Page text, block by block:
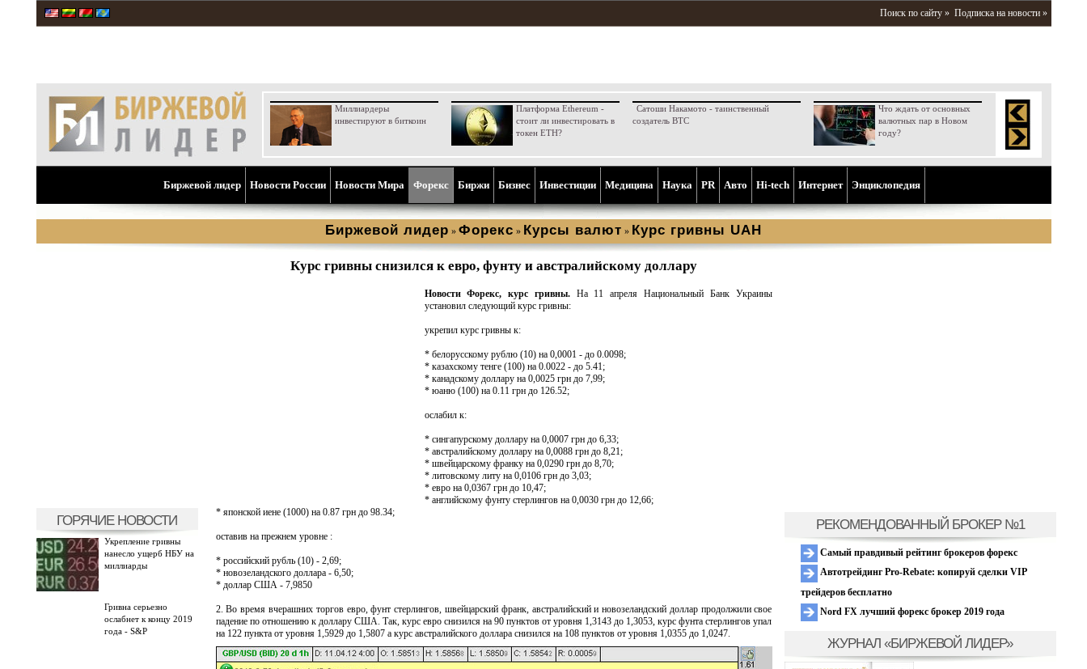
Поиск по сайту » Подписка на новости »
Миллиардеры
инвестируют в биткоин
Платформа Ethereum -
стоит ли инвестировать в
токен ETH?
Сатоши Накамото - таинственный
создатель BTC
Что ждать от основных
валютных пар в Новом
году?
Биржевой лидер Новости России Новости Мира Форекс Биржи Бизнес Инвестиции Медицина Наука PR Aвто Hi-tech Интернет Энциклопедия
Биржевой лидер » Форекс » Курсы валют » Курс гривны UAH
ГОРЯЧИЕ НОВОСТИ
Укрепление гривны
нанесло ущерб НБУ на
миллиарды
Гривна серьезно
ослабнет к концу 2019
года - S&P
Курс гривны снизился к евро, фунту и австралийскому доллару
Новости Форекс, курс гривны.На 11 апреля Национальный Банк Украины
установил следующий курс гривны:
укрепил курс гривны к:
* белорусскому рублю (10) на 0,0001 - до 0.0098;
* казахскому тенге (100) на 0.0022 - до 5.41;
* канадскому доллару на 0,0025 грн до 7,99;
* юаню (100) на 0.11 грн до 126.52;
ослабил к:
* сингапурскому доллару на 0,0007 грн до 6,33;
* австралийскому доллару на 0,0088 грн до 8,21;
* швейцарскому франку на 0,0290 грн до 8,70;
* литовскому литу на 0,0106 грн до 3,03;
* евро на 0,0367 грн до 10,47;
* английскому фунту стерлингов на 0,0030 грн до 12,66;
* японской иене (1000) на 0.87 грн до 98.34;
оставив на прежнем уровне :
* российский рубль (10) - 2,69;
* новозеландского доллара - 6,50;
* доллар США - 7,9850
2. Во время вчерашних торгов евро, фунт стерлингов, швейцарский франк, австралийский и новозеландский доллар продолжили свое
падение по отношению к доллару США. Так, курс евро снизился на 90 пунктов от уровня 1,3143 до 1,3053, курс фунта стерлингов упал
на 122 пункта от уровня 1,5929 до 1,5807 а курс австралийского доллара снизился на 108 пунктов от уровня 1,0355 до 1,0247.
РЕКОМЕНДОВАННЫЙ БРОКЕР №1
Самый правдивый рейтинг брокеров форекс
Автотрейдинг Pro-Rebate: копируй сделки VIP
трейдеров бесплатно
Nord FX лучший форекс брокер 2019 года
ЖУРНАЛ «БИРЖЕВОЙ ЛИДЕР»